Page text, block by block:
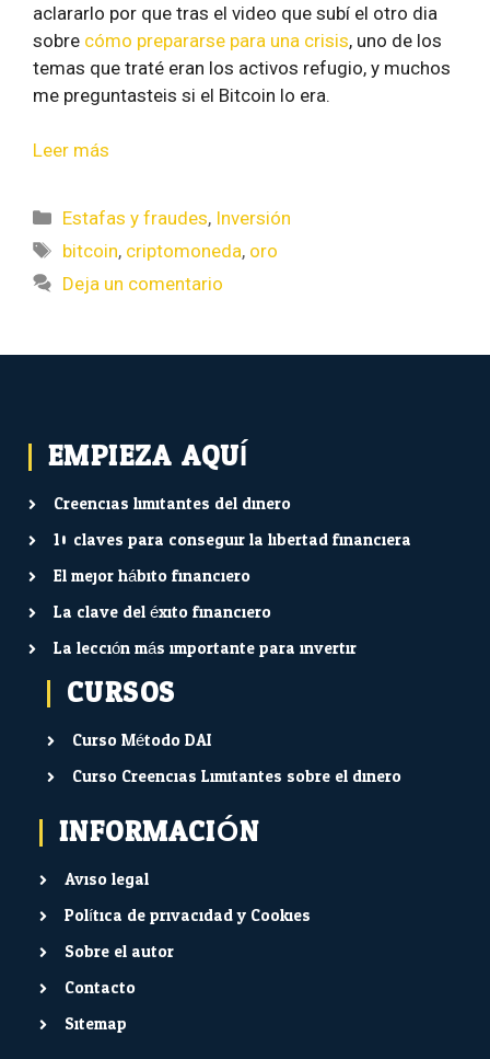
aclararlo por que tras el video que subí el otro dia
sobre cómo prepararse para una crisis, uno de los
temas que traté eran los activos refugio, y muchos
me preguntasteis si el Bitcoin lo era.
Leer más
Estafas y fraudes, Inversión
bitcoin, criptomoneda, oro
Deja un comentario
EMPIEZA AQUÍ...
Creencias limitantes del dinero
10 claves para conseguir la libertad financiera
El mejor hábito financiero
La clave del éxito financiero
La lección más importante para invertir
CURSOS
Curso Método DAI
Curso Creencias Limitantes sobre el dinero
INFORMACIÓN
Aviso legal
Política de privacidad y Cookies
Sobre el autor
Contacto
Sitemap